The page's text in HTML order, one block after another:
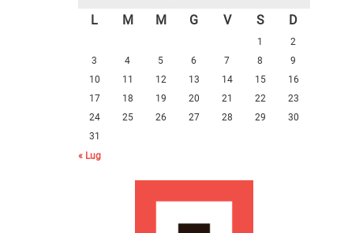
L M M G V S D
1
2
3
4 5 6 7 8
9
10
11 12 13 14 15
16
17
18 19 20 21 22
23
24
25 26 27 28 29
30
31
« Lug